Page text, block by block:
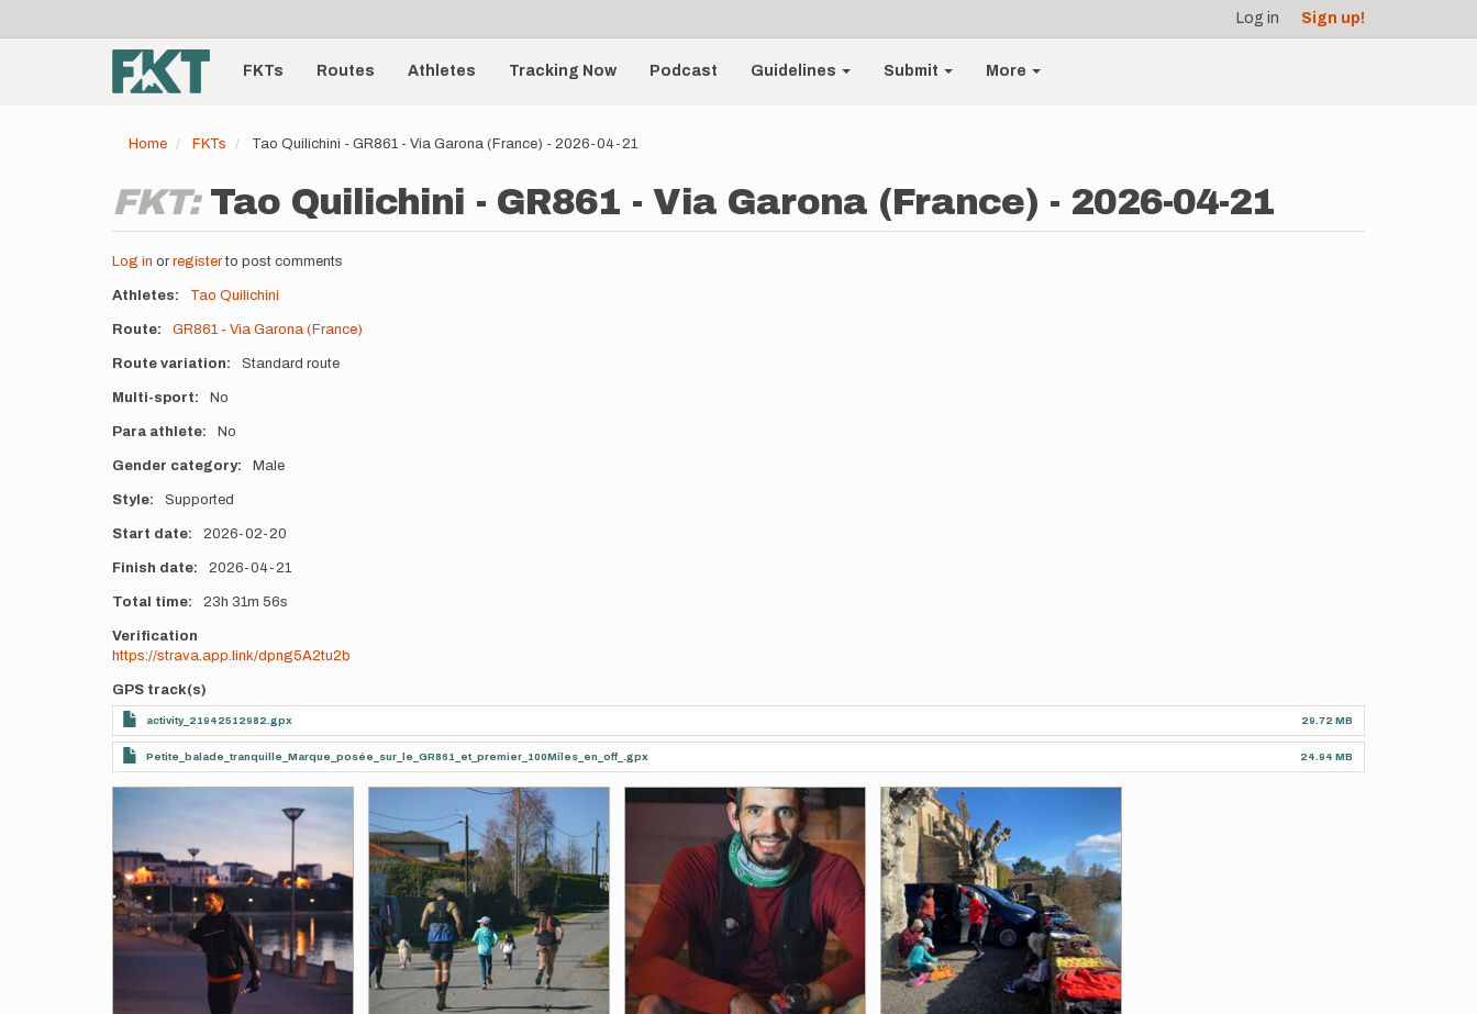
account
menu
Log in Sign up!
Main
navigationFKTs Routes Athletes Tracking Now Podcast Guidelines Submit More
Home FKTs Tao Quilichini - GR861 - Via Garona (France) - 2026-04-21
FKT: Tao Quilichini - GR861 - Via Garona (France) - 2026-04-21
Log in or registerto post comments
Athletes Tao Quilichini
Route GR861 - Via Garona (France)
Route variation Standard route
Multi-sport No
Para athlete No
Gender category Male
Style Supported
Start date 2026-02-20
Finish date 2026-04-21
Total time 23h 31m 56s
Verification
https://strava.app.link/dpng5A2tu2b
GPS track(s)
activity_21942512982.gpx 29.72 MB
Petite_balade_tranquille_Marque_posée_sur_le_GR861_et_premier_100Miles_en_off_.gpx 24.94 MB